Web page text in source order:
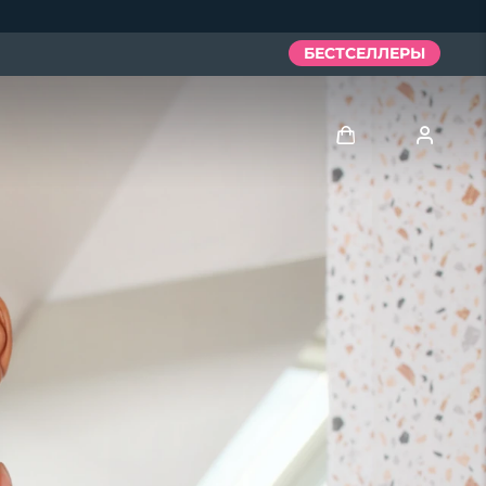
БЕСТСЕЛЛЕРЫ
Войти
Профиль пользователя
Мои приборы
Мои заказы
Мои адреса
Мои подписки